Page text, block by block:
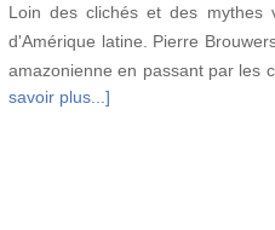
Loin des clichés et des mythes
d'Amérique latine. Pierre
amazonienne en passant par les
savoir plus...]